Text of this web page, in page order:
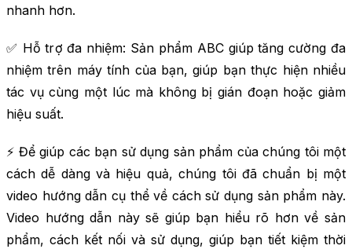
nhanh hơn.
✅ Hỗ trợ đa nhiệm: Sản phẩm ABC giúp tăng cường đa
nhiệm trên máy tính của bạn, giúp bạn thực hiện nhiều
tác vụ cùng một lúc mà không bị gián đoạn hoặc giảm
hiệu suất.
⚡ Để giúp các bạn sử dụng sản phẩm của chúng tôi một
cách dễ dàng và hiệu quả, chúng tôi đã chuẩn bị một
video hướng dẫn cụ thể về cách sử dụng sản phẩm này.
Video hướng dẫn này sẽ giúp bạn hiểu rõ hơn về sản
phẩm, cách kết nối và sử dụng, giúp bạn tiết kiệm thời